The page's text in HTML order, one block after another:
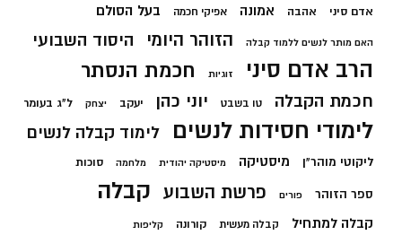
אדם סיני אהבה אמונה אפיקי חכמה בעל הסולם
האם מותר לנשים ללמוד קבלה הזוהר היומי היסוד השבועי
הרב אדם סיני זוגיות חכמת הנסתר
חכמת הקבלה טו בשבט יוני כהן יעקב יצחק ל"ג בעומר
לימודי חסידות לנשים לימוד קבלה לנשים
ליקוטי מוהר"ן מיסטיקה מיסטיקה יהודית מלחמה סוכות
ספר הזוהר פורים פרשת השבוע קבלה
קבלה למתחיל קבלה מעשית קורונה קליפות